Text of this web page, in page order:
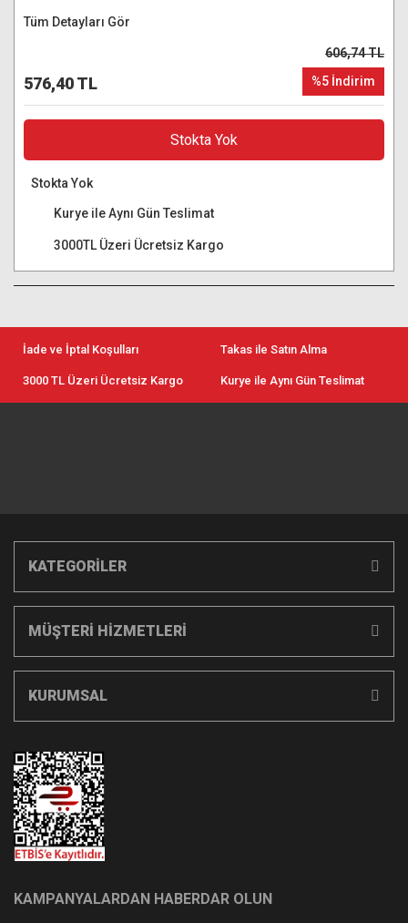
Tüm Detayları Gör
576,40 TL
606,74 TL
%5 İndirim
Stokta Yok
Stokta Yok
Kurye ile Aynı Gün Teslimat
3000TL Üzeri Ücretsiz Kargo
İade ve İptal Koşulları Takas ile Satın Alma
3000 TL Üzeri Ücretsiz Kargo Kurye ile Aynı Gün Teslimat
KATEGORİLER
MÜŞTERİ HİZMETLERİ
KURUMSAL
KAMPANYALARDAN HABERDAR OLUN